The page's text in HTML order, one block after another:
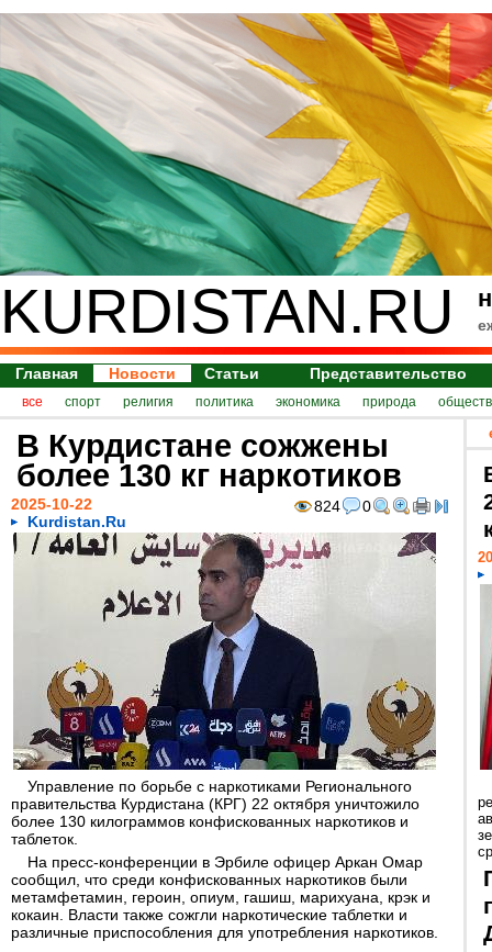
KURDISTAN.RU
Главная Новости Статьи Представительство
все спорт религия политика экономика природа
В Курдистане сожжены
более 130 кг наркотиков
824 0
2025-10-22
Kurdistan.Ru
Управление по борьбе с наркотиками Регионального
правительства Курдистана (КРГ) 22 октября уничтожило
более 130 килограммов конфискованных наркотиков и
таблеток.
На пресс-конференции в Эрбиле офицер Аркан Омар
сообщил, что среди конфискованных наркотиков были
метамфетамин, героин, опиум, гашиш, марихуана, крэк и
кокаин. Власти также сожгли наркотические таблетки и
различные приспособления для употребления наркотиков.